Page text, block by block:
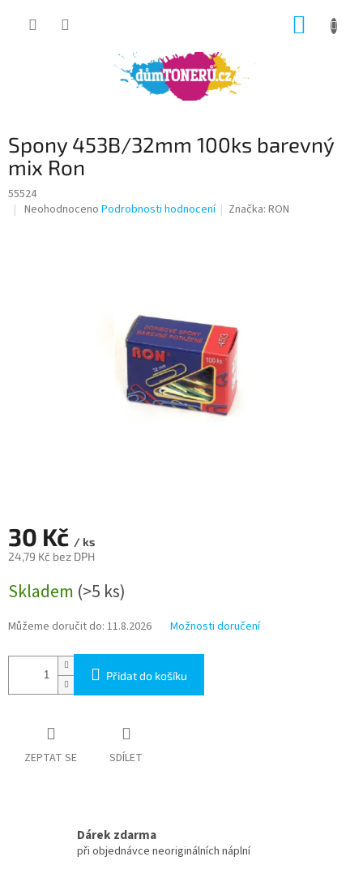
Spony 453B/32mm 100ks barevný
mix Ron
55524
Průměrné
Neohodnoceno Podrobnosti hodnocení Značka:RON
30 Kč / ks
24,79 Kč bez DPH
cena:
Skladem (>5 ks)
Můžeme doručit do: 11.8.2026 Možnosti doručení
Přidat do košíku
ZEPTAT SE SDÍLET
Dárek zdarma
při objednávce neoriginálních náplní